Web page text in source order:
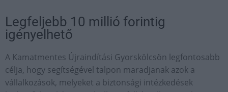
Legfeljebb 10 millió forintig
igényelhető
A Kamatmentes Újraindítási Gyorskölcsön legfontosabb
célja, hogy segítségével talpon maradjanak azok a
vállalkozások, melyeket a biztonsági intézkedések